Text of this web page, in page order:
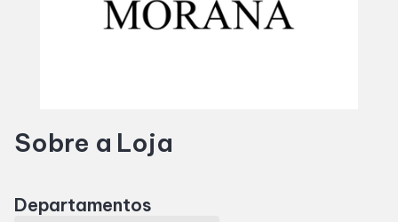
Cinema
Sobre a Loja
Departamentos